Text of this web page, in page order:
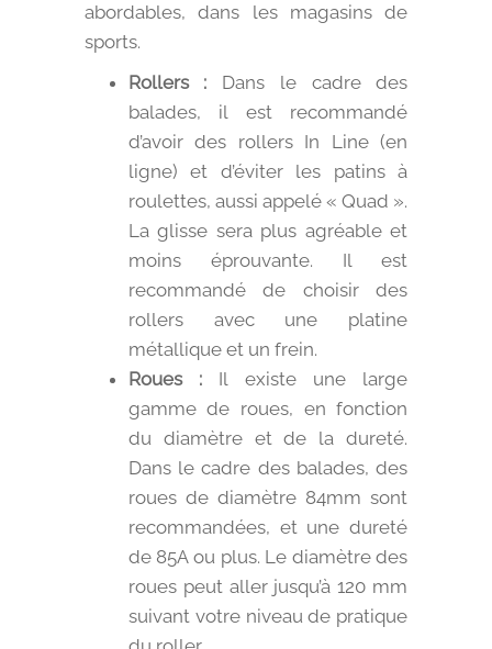
abordables, dans les magasins de
sports.
Rollers : Dans le cadre des
balades, il est recommandé
d’avoir des rollers In Line (en
ligne) et d’éviter les patins à
roulettes, aussi appelé « Quad ».
La glisse sera plus agréable et
moins éprouvante. Il est
recommandé de choisir des
rollers avec une platine
métallique et un frein.
Roues : Il existe une large
gamme de roues, en fonction
du diamètre et de la dureté.
Dans le cadre des balades, des
roues de diamètre 84mm sont
recommandées, et une dureté
de 85A ou plus. Le diamètre des
roues peut aller jusqu’à 120 mm
suivant votre niveau de pratique